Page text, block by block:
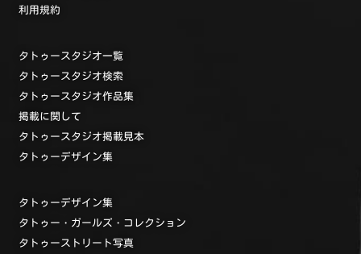
利用規約
タトゥースタジオ一覧
タトゥースタジオ検索
タトゥースタジオ作品集
掲載に関して
タトゥースタジオ掲載見本
タトゥーデザイン集
タトゥーデザイン集
タトゥー・ガールズ・コレクション
タトゥーストリート写真